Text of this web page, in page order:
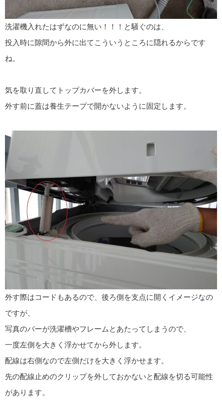
洗濯機入れたはずなのに無い！！！と騒ぐのは、
投入時に隙間から外に出てこういうところに隠れるからです
ね。
気を取り直してトップカバーを外します。
外す前に蓋は養生テープで開かないように固定します。
外す際はコードもあるので、後ろ側を支点に開くイメージなの
ですが、
写真のバーが洗濯槽やフレームとあたってしまうので、
一度左側を大きく浮かせてから外します。
配線は右側なので左側だけを大きく浮かせます。
先の配線止めのクリップを外しておかないと配線を切る可能性
があります。